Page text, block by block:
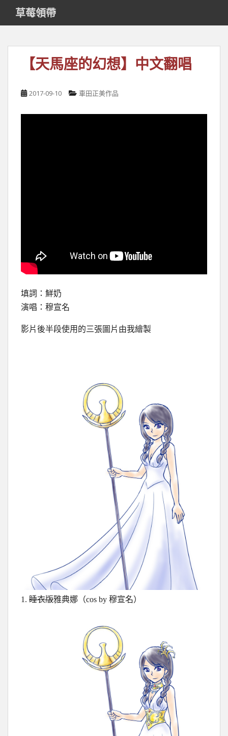
i
草莓領帶
【天馬座的幻想】中文翻唱
2017-09-10 車田正美作品
填詞：鮮奶
演唱：穆宣名
影片後半段使用的三張圖片由我繪製
1. 睡衣版雅典娜（cos by 穆宣名）